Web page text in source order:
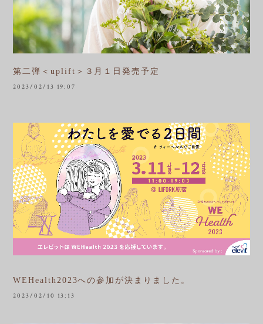
第二弾＜uplift＞３月１日発売予定
2023/02/13 19:07
WEHealth2023への参加が決まりました。
2023/02/10 13:13